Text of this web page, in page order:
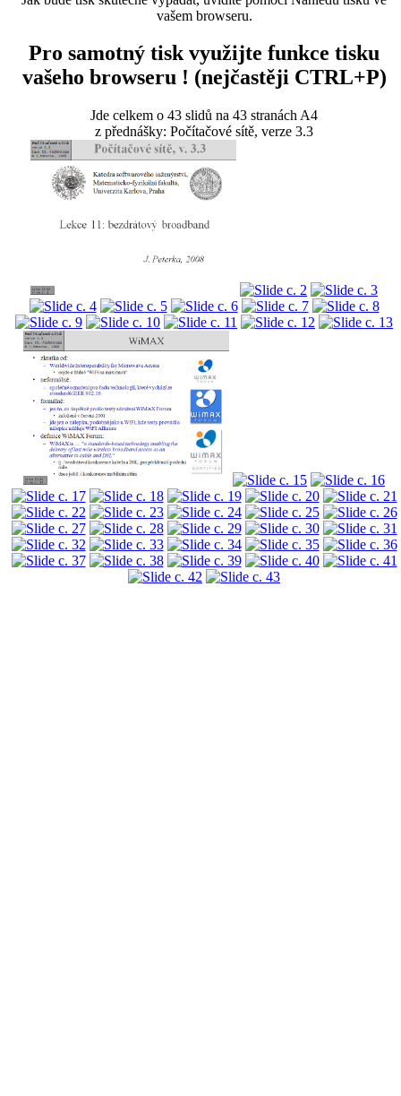
vašem browseru.
Pro samotný tisk využijte funkce tisku
vašeho browseru ! (nejčastěji CTRL+P)
Jde celkem o 43 slidů na 43 stranách A4
z přednášky: Počítačové sítě, verze 3.3